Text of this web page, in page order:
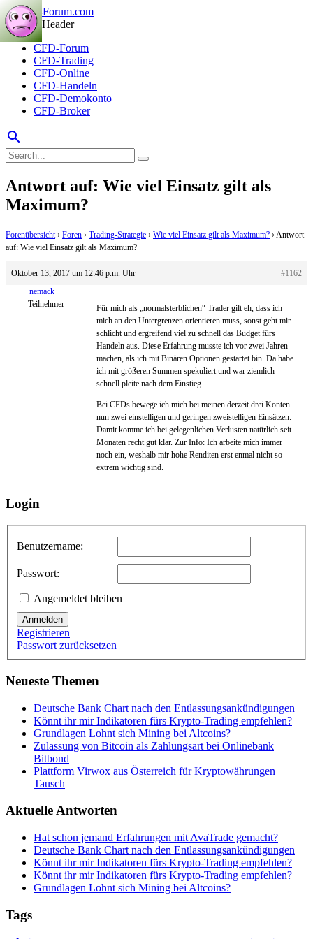
CFD-Forum
CFD-Trading
CFD-Online
CFD-Handeln
CFD-Demokonto
CFD-Broker
search
Antwort auf: Wie viel Einsatz gilt als
Maximum?
Forenübersicht › Foren › Trading-Strategie › Wie viel Einsatz gilt als Maximum? ›Antwort
auf: Wie viel Einsatz gilt als Maximum?
Oktober 13, 2017 um 12:46 p.m. Uhr
#1162
nemack
Teilnehmer
Für mich als „normalsterblichen“ Trader gilt eh, dass ich
mich an den Untergrenzen orientieren muss, sonst geht mir
schlicht und ergreifend viel zu schnell das Budget fürs
Handeln aus. Diese Erfahrung musste ich vor zwei Jahren
machen, als ich mit Binären Optionen gestartet bin. Da habe
ich mit größeren Summen spekuliert und war ziemlich
schnell pleite nach dem Einstieg.
Bei CFDs bewege ich mich bei meinen derzeit drei Konten
nun zwei einstelligen und geringen zweistelligen Einsätzen.
Damit komme ich bei gelegenlichen Verlusten natürlich seit
Monaten recht gut klar. Zur Info: Ich arbeite mich immer
noch ein, weshalb mir hohe Renditen erst enmal nicht so
extrem wichtig sind.
Login
Benutzername:
Passwort:
Angemeldet bleiben
Anmelden
Registrieren
Passwort zurücksetzen
Neueste Themen
Deutsche Bank Chart nach den Entlassungsankündigungen
Könnt ihr mir Indikatoren fürs Krypto-Trading empfehlen?
Grundlagen Lohnt sich Mining bei Altcoins?
Zulassung von Bitcoin als Zahlungsart bei Onlinebank
Bitbond
Plattform Virwox aus Österreich für Kryptowährungen
Tausch
Aktuelle Antworten
Hat schon jemand Erfahrungen mit AvaTrade gemacht?
Deutsche Bank Chart nach den Entlassungsankündigungen
Könnt ihr mir Indikatoren fürs Krypto-Trading empfehlen?
Könnt ihr mir Indikatoren fürs Krypto-Trading empfehlen?
Grundlagen Lohnt sich Mining bei Altcoins?
Tags